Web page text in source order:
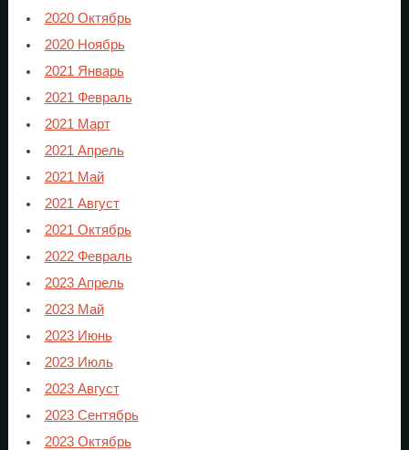
2020 Октябрь
2020 Ноябрь
2021 Январь
2021 Февраль
2021 Март
2021 Апрель
2021 Май
2021 Август
2021 Октябрь
2022 Февраль
2023 Апрель
2023 Май
2023 Июнь
2023 Июль
2023 Август
2023 Сентябрь
2023 Октябрь